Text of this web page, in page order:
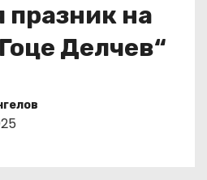
празник на
Делчев“